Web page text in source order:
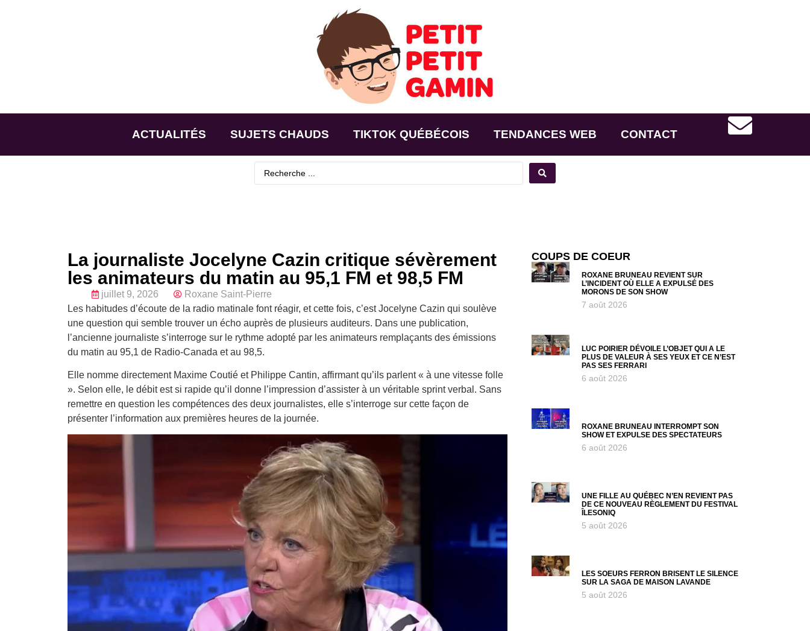
ACTUALITÉS SUJETS CHAUDS TIKTOK QUÉBÉCOIS TENDANCES WEB CONTACT
La journaliste Jocelyne Cazin critique sévèrement
les animateurs du matin au 95,1 FM et 98,5 FM
juillet 9, 2026
Roxane Saint-Pierre
Les habitudes d’écoute de la radio matinale font réagir, et cette fois, c’est Jocelyne Cazin qui soulève
une question qui semble trouver un écho auprès de plusieurs auditeurs. Dans une publication,
l’ancienne journaliste s’interroge sur le rythme adopté par les animateurs remplaçants des émissions
du matin au 95,1 de Radio-Canada et au 98,5.
Elle nomme directement Maxime Coutié et Philippe Cantin, affirmant qu’ils parlent « à une vitesse folle
». Selon elle, le débit est si rapide qu’il donne l’impression d’assister à un véritable sprint verbal. Sans
remettre en question les compétences des deux journalistes, elle s’interroge sur cette façon de
présenter l’information aux premières heures de la journée.
COUPS DE COEUR
ROXANE BRUNEAU REVIENT SUR
L’INCIDENT OÙ ELLE A EXPULSÉ DES
MORONS DE SON SHOW
7 août 2026
LUC POIRIER DÉVOILE L’OBJET QUI A LE
PLUS DE VALEUR À SES YEUX ET CE N’EST
PAS SES FERRARI
6 août 2026
ROXANE BRUNEAU INTERROMPT SON
SHOW ET EXPULSE DES SPECTATEURS
6 août 2026
UNE FILLE AU QUÉBEC N’EN REVIENT PAS
DE CE NOUVEAU RÈGLEMENT DU FESTIVAL
ÎLESONIQ
5 août 2026
LES SOEURS FERRON BRISENT LE SILENCE
SUR LA SAGA DE MAISON LAVANDE
5 août 2026